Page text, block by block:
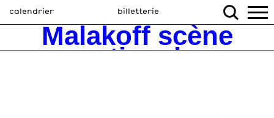
calendrier billetterie
Malakoff scène
nationale